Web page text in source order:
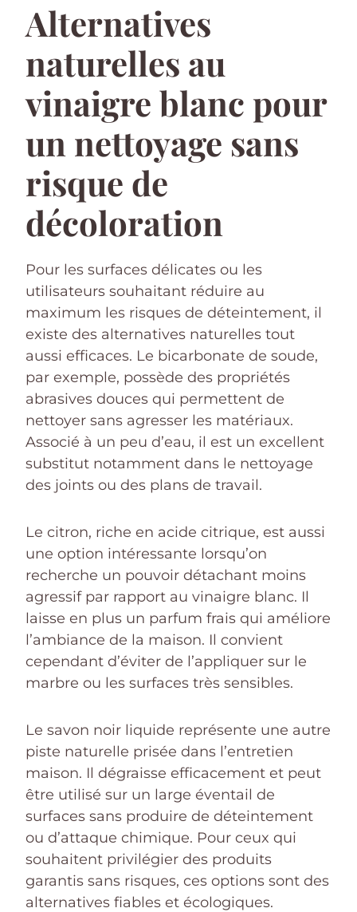
Alternatives
naturelles au
vinaigre blanc pour
un nettoyage sans
risque de
décoloration
Pour les surfaces délicates ou les
utilisateurs souhaitant réduire au
maximum les risques de déteintement, il
existe des alternatives naturelles tout
aussi efficaces. Le bicarbonate de soude,
par exemple, possède des propriétés
abrasives douces qui permettent de
nettoyer sans agresser les matériaux.
Associé à un peu d’eau, il est un excellent
substitut notamment dans le nettoyage
des joints ou des plans de travail.
Le citron, riche en acide citrique, est aussi
une option intéressante lorsqu’on
recherche un pouvoir détachant moins
agressif par rapport au vinaigre blanc. Il
laisse en plus un parfum frais qui améliore
l’ambiance de la maison. Il convient
cependant d’éviter de l’appliquer sur le
marbre ou les surfaces très sensibles.
Le savon noir liquide représente une autre
piste naturelle prisée dans l’entretien
maison. Il dégraisse efficacement et peut
être utilisé sur un large éventail de
surfaces sans produire de déteintement
ou d’attaque chimique. Pour ceux qui
souhaitent privilégier des produits
garantis sans risques, ces options sont des
alternatives fiables et écologiques.